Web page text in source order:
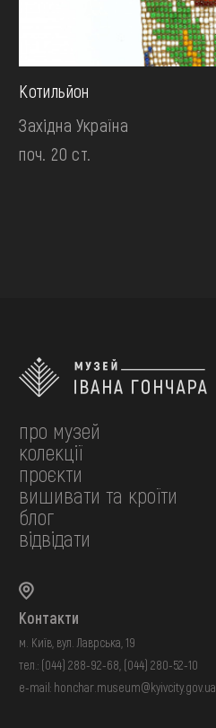
Котильйон
Західна Україна
поч. 20 ст.
про музей
колекції
проєкти
вишивати та кроїти
блог
відвідати
Контакти
м. Київ, вул. Лаврська, 19
тел.: (044) 288-92-68 (044) 280-52-10
e-mail: honchar.museum@kyivcity.gov.ua